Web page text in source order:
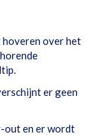
over het
er geen
out en er wordt